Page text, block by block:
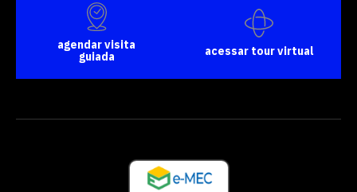
agendar visita
guiada
acessar tour virtual